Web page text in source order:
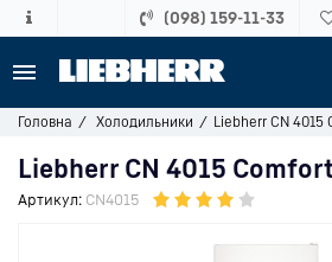
(098) 159-11-33
Головна Холодильники Liebherr CN 4015
Liebherr CN 4015
Артикул: CN4015